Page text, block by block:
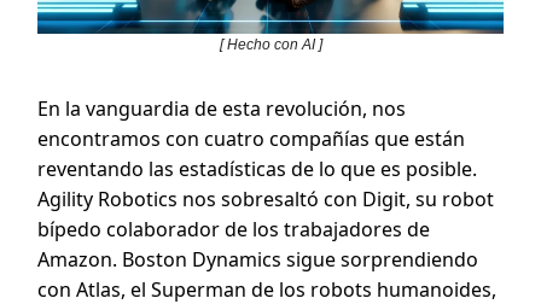
[ Hecho con AI ]
En la vanguardia de esta revolución, nos
encontramos con cuatro compañías que están
reventando las estadísticas de lo que es posible.
Agility Robotics nos sobresaltó con Digit, su robot
bípedo colaborador de los trabajadores de
Amazon. Boston Dynamics sigue sorprendiendo
con Atlas, el Superman de los robots humanoides,